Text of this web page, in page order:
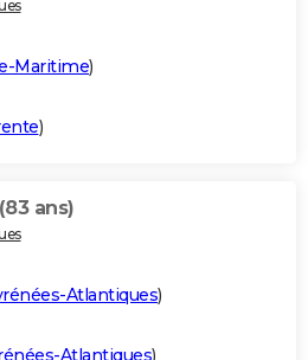
Maritime)
)
(83 ans)
Atlantiques)
Atlantiques)